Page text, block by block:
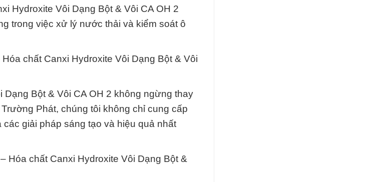
Hydroxite Vôi Dạng Bột & Vôi CA OH 2
trong việc xử lý nước thải và kiểm soát ô
chất Canxi Hydroxite Vôi Dạng Bột & Vôi
Bột & Vôi CA OH 2 không ngừng thay
Phát, chúng tôi không chỉ cung cấp
giải pháp sáng tạo và hiệu quả nhất
Hóa chất Canxi Hydroxite Vôi Dạng Bột &